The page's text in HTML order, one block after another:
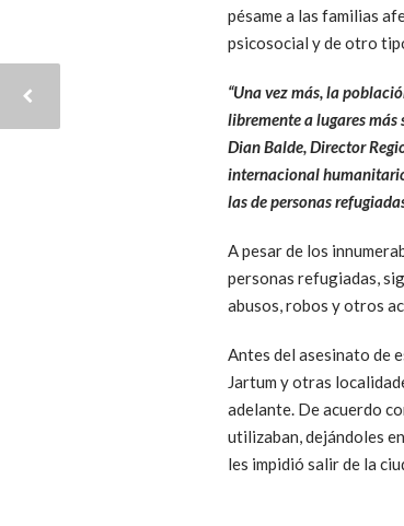
pésame a las familias
psicosocial y de otro
“Una vez más, la
libremente a lugares más
Dian Balde, Director
internacional
las de personas
A pesar de los
personas refugiadas,
abusos, robos y otros
Antes del asesinato de
Jartum y otras
adelante. De acuerdo
utilizaban, dejándoles
les impidió salir de la